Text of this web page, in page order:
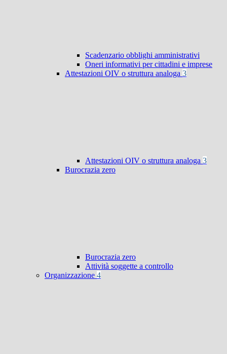
Scadenzario obblighi amministrativi
Oneri informativi per cittadini e imprese
Attestazioni OIV o struttura analoga 3
Attestazioni OIV o struttura analoga 3
Burocrazia zero
Burocrazia zero
Attività soggette a controllo
Organizzazione 4